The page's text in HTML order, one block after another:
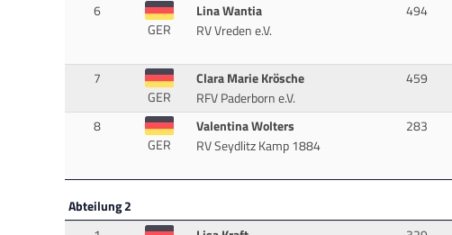
6
GER
Lina Wantia
RV Vreden e.V.
494
7
GER
Clara Marie Krösche
RFV Paderborn e.V.
459
8
GER
Valentina Wolters
RV Seydlitz Kamp 1884
283
Abteilung 2